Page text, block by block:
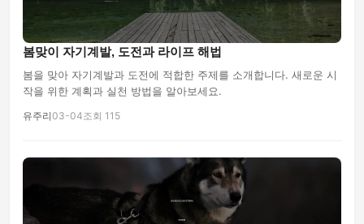
봄맞이 자기계발, 도전과 라이프 해법
봄을 맞아 자기계발과 도전에 적합한 주제를 소개합니다. 새로운 시
작을 위한 계획과 실천 방법을 알아보세요.
유주리03-04조회 115